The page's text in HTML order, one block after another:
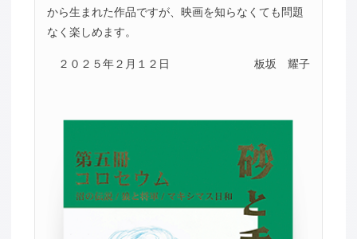
から生まれた作品ですが、映画を知らなくても問題
なく楽しめます。
２０２５年２月１２日 板坂 耀子